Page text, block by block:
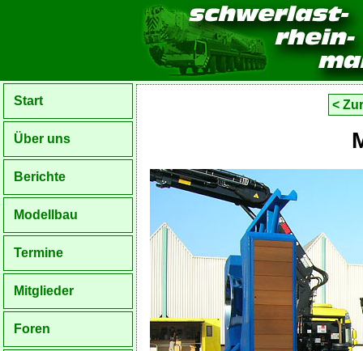
Start
Über uns
Berichte
Modellbau
Termine
Mitglieder
Foren
<